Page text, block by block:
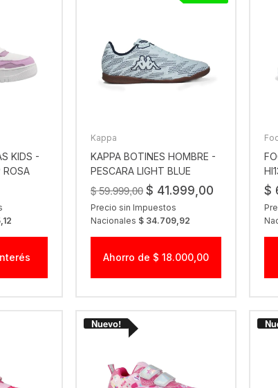
KIDS -
ROSA
Kappa
KAPPA BOTINES HOMBRE -
PESCARA LIGHT BLUE
$ 59.999,00 $ 41.999,00
Precio sin Impuestos
Nacionales $ 34.709,92
Ahorro de $ 18.000,00
$